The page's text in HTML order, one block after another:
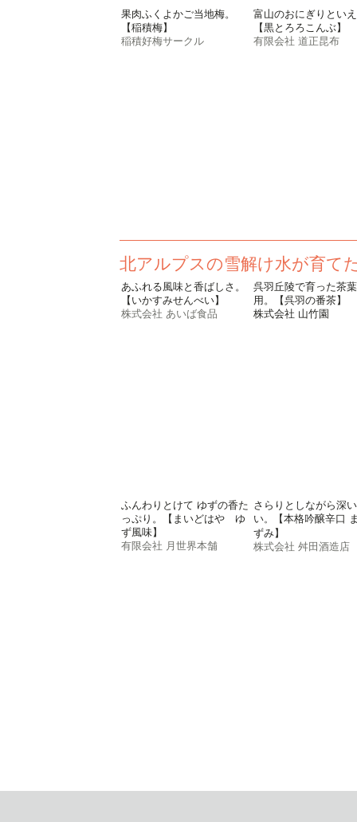
果肉ふくよかご当地梅。
【稲積梅】
稲積好梅サークル
富山のおにぎりとい
【黒とろろこんぶ】
有限会社 道正昆布
北アルプスの雪解け水が育て
あふれる風味と香ばしさ。
【いかすみせんべい】
株式会社 あいば食品
呉羽丘陵で育った茶
用。【呉羽の番茶】
株式会社 山竹園
ふんわりとけて ゆずの香た
っぷり。【まいどはや ゆ
ず風味】
有限会社 月世界本舗
さらりとしながら深
い。
【本格吟醸辛口
ずみ】
株式会社 舛田酒造店